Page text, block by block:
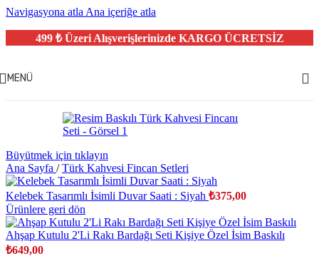
Navigasyona atla Ana içeriğe atla
499 ₺ Üzeri Alışverişlerinizde KARGO ÜCRETSİZ
MENÜ
Büyütmek için tıklayın
Ana Sayfa / Türk Kahvesi Fincan Setleri
Kelebek Tasarımlı İsimli Duvar Saati : Siyah ₺375,00
Ürünlere geri dön
Ahşap Kutulu 2'Li Rakı Bardağı Seti Kişiye Özel İsim Baskılı
₺649,00